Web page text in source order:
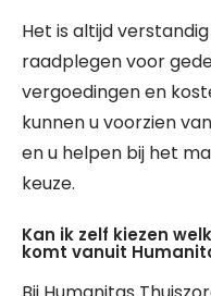
Het is altijd
raadplegen voor
vergoedingen en
kunnen u voorzien
en u helpen bij het
keuze.
Kan ik zelf kiezen
komt vanuit